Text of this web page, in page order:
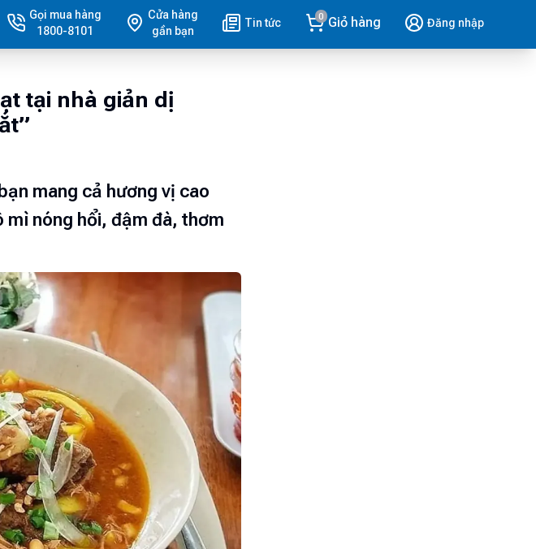
Gọi mua hàng
1800-8101
Cửa hàng
gần bạn
Tin tức 0 Giỏ hàng Đăng nhập
tại nhà giản dị
mang cả hương vị cao
mì nóng hổi, đậm đà, thơm